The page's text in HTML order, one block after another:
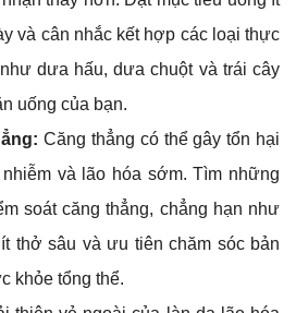
và cân nhắc kết hợp các loại thực
dưa hấu, dưa chuột và trái cây
uống của bạn.
Căng thẳng có thể gây tổn hại
và lão hóa sớm. Tìm những
soát căng thẳng, chẳng hạn như
thở sâu và ưu tiên chăm sóc bản
khỏe tổng thể.